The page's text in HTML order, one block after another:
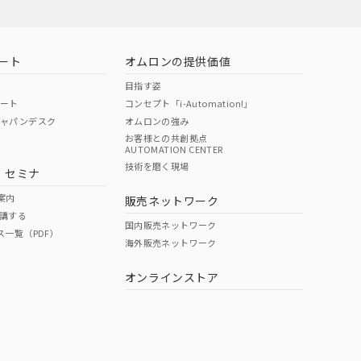
ト
ト
パンデスク
セミナ
内
する
覧（PDF）
オムロンの提供価値
目指す姿
コンセプト「i-Automation!」
オムロンの強み
お客様との共創拠点
AUTOMATION CENTER
技術を磨く現場
販売ネットワーク
国内販売ネットワーク
海外販売ネットワーク
オンラインストア